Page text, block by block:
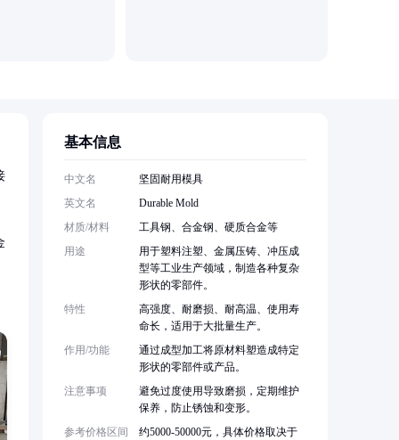
基本信息
中文名
坚固耐用模具
英文名
Durable Mold
材质/材料
工具钢、合金钢、硬质合金等
用途
用于塑料注塑、金属压铸、冲压成
型等工业生产领域，制造各种复杂
形状的零部件。
特性
高强度、耐磨损、耐高温、使用寿
命长，适用于大批量生产。
作用/功能
通过成型加工将原材料塑造成特定
形状的零部件或产品。
注意事项
避免过度使用导致磨损，定期维护
保养，防止锈蚀和变形。
参考价格区间
约5000-50000元，具体价格取决于